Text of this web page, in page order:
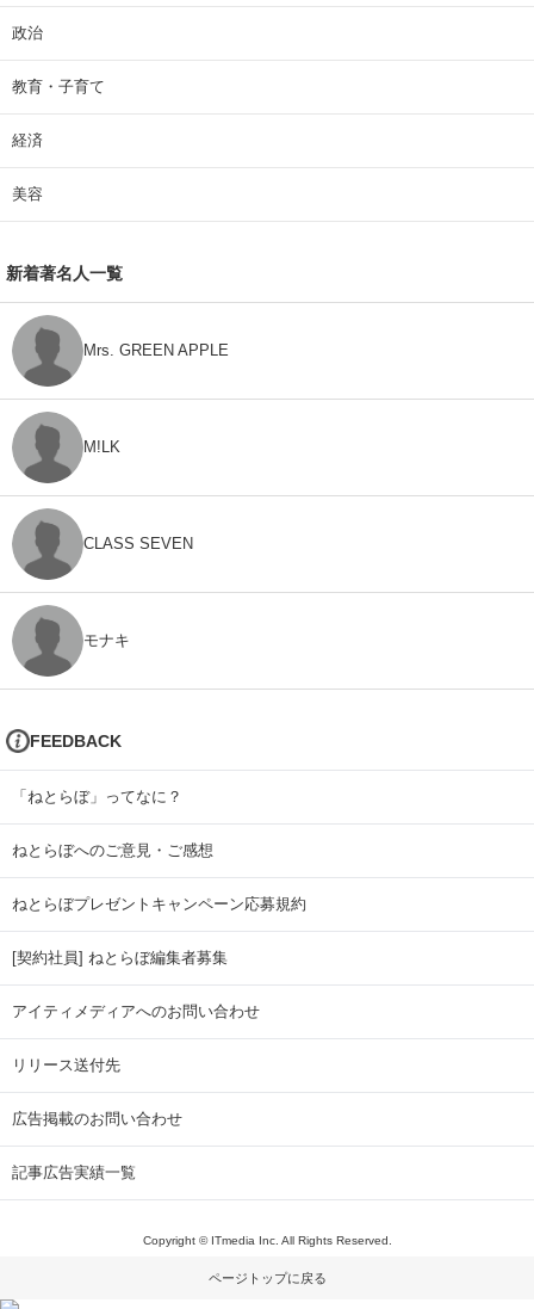
政治
教育・子育て
経済
美容
新着著名人一覧
Mrs. GREEN APPLE
M!LK
CLASS SEVEN
モナキ
FEEDBACK
「ねとらぼ」ってなに？
ねとらぼへのご意見・ご感想
ねとらぼプレゼントキャンペーン応募規約
[契約社員] ねとらぼ編集者募集
アイティメディアへのお問い合わせ
リリース送付先
広告掲載のお問い合わせ
記事広告実績一覧
Copyright © ITmedia Inc. All Rights Reserved.
ページトップに戻る